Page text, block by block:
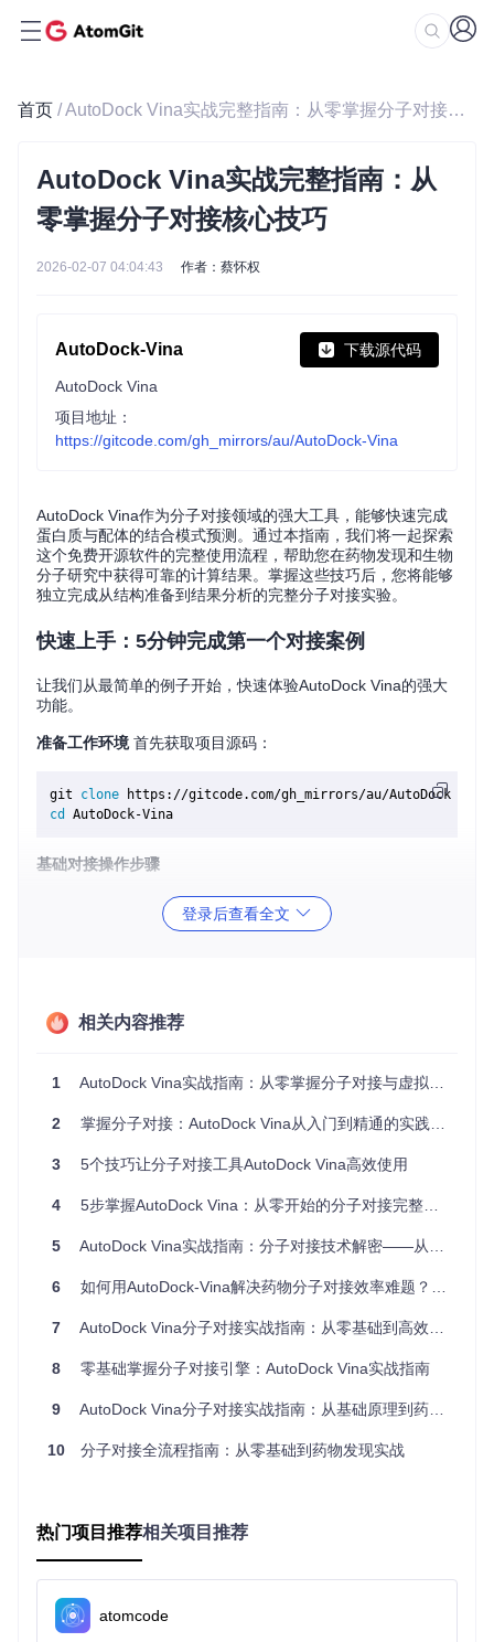
首页 / AutoDock Vina实战完整指南：从零掌握分子对接核心技巧
AutoDock Vina实战完整指南：从
零掌握分子对接核心技巧
2026-02-07 04:04:43 作者：蔡怀权
AutoDock-Vina 下载源代码
AutoDock Vina
项目地址：
https://gitcode.com/gh_mirrors/au/AutoDock-Vina
AutoDock Vina作为分子对接领域的强大工具，能够快速完成
蛋白质与配体的结合模式预测。通过本指南，我们将一起探索
这个免费开源软件的完整使用流程，帮助您在药物发现和生物
分子研究中获得可靠的计算结果。掌握这些技巧后，您将能够
独立完成从结构准备到结果分析的完整分子对接实验。
快速上手：5分钟完成第一个对接案例
让我们从最简单的例子开始，快速体验AutoDock Vina的强大
功能。
准备工作环境首先获取项目源码：
git clone
cd
基础对接操作步骤
准备受体和配体文件（PDBQT格式）
定义对接盒子参数
目录中的示例文件：
配体：1iep_ligand.sdf
运行命令示例：
核心技巧集：突破3个关键技术难点
难点1：对接盒子精确定位
或通过已知配体位置反推盒子中心
盒子太大会增加计算时间，降低精度
使用exhaustiveness参数控制搜索强度（建议值：8-32）
登录后查看全文
相关内容推荐
1 AutoDock Vina实战指南：从零掌握分子对接与虚拟筛选高效技巧
2 掌握分子对接：AutoDock Vina从入门到精通的实践指南
3 5个技巧让分子对接工具AutoDock Vina高效使用
4 5步掌握AutoDock Vina：从零开始的分子对接完整指南
5 AutoDock Vina实战指南：分子对接技术解密——从原理到应用的7个进阶技巧
6 如何用AutoDock-Vina解决药物分子对接效率难题？提升药物研发效率300%的实战指南
7 AutoDock Vina分子对接实战指南：从零基础到高效药物筛选
8 零基础掌握分子对接引擎：AutoDock Vina实战指南
9 AutoDock Vina分子对接实战指南：从基础原理到药物发现应用
10 分子对接全流程指南：从零基础到药物发现实战
热门项目推荐相关项目推荐
atomcode